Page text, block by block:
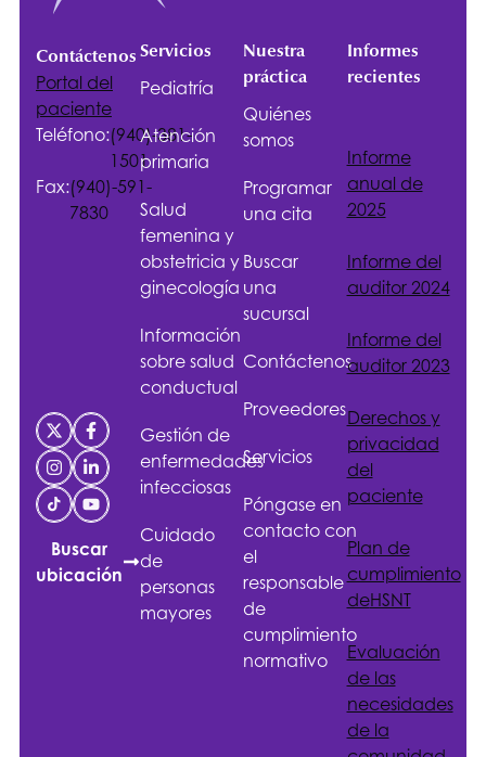
Contáctenos
Portal del
paciente
Teléfono:(940)-381-
1501
Fax:(940)-591-
7830
Buscar
ubicación
Servicios
Pediatría
Atención
primaria
Salud
femenina y
obstetricia y
ginecología
Información
sobre salud
conductual
Gestión de
enfermedades
infecciosas
Cuidado
de
personas
mayores
Nuestra
práctica
Quiénes
somos
Programar
una cita
Buscar
una
sucursal
Contáctenos
Proveedores
Servicios
Póngase en
contacto con
el
responsable
de
cumplimiento
normativo
Informes
recientes
Informe
anual de
2025
Informe del
auditor 2024
Informe del
auditor 2023
Derechos y
privacidad
del
paciente
Plan de
cumplimiento
deHSNT
Evaluación
de las
necesidades
de la